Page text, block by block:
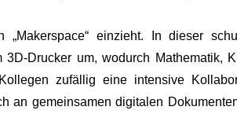
einzieht. In dieser
Drucker um, wodurch Mathematik,
zufällig eine intensive
an gemeinsamen digitalen